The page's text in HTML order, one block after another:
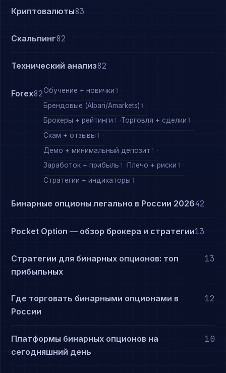
Криптовалюты83
Скальпинг82
Технический анализ82
Forex82Обучение + новички 1
Брендовые (Alpari/Amarkets) 1
Брокеры + рейтинги 1 Торговля + сделки 1
Скам + отзывы 1
Демо + минимальный депозит 1
Заработок + прибыль 1 Плечо + риски 1
Стратегии + индикаторы 1
Бинарные опционы легально в России 202642
Pocket Option — обзор брокера и стратегии13
Стратегии для бинарных опционов: топ
прибыльных
13
Где торговать бинарными опционами в
России
12
Платформы бинарных опционов на
сегодняшний день
10